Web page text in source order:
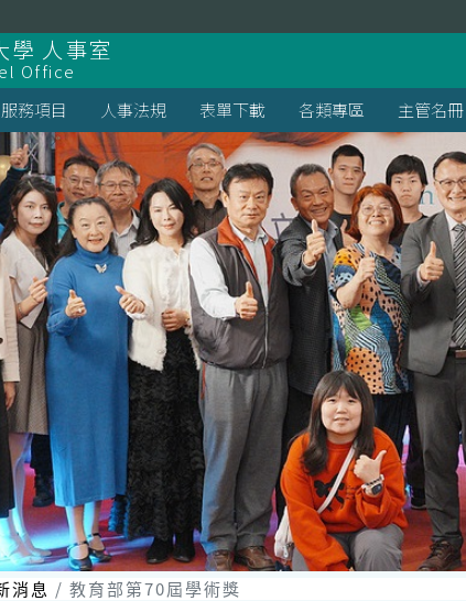
學 人事室
Office
服務項目 人事法規 表單下載 各類專區 主管名冊
消息 教育部第70屆學術獎